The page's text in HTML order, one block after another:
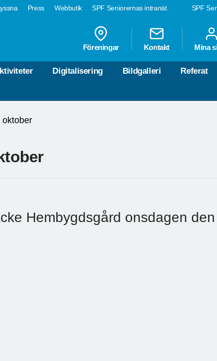
SPF
Press Webbutik SPF Seniorernas intranät
Föreningar Kontakt Mina
Digitalisering Bildgalleri Referat
oktober
Hembygdsgård onsdagen